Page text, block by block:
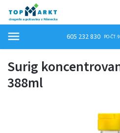
605 232 830
Surig
388ml